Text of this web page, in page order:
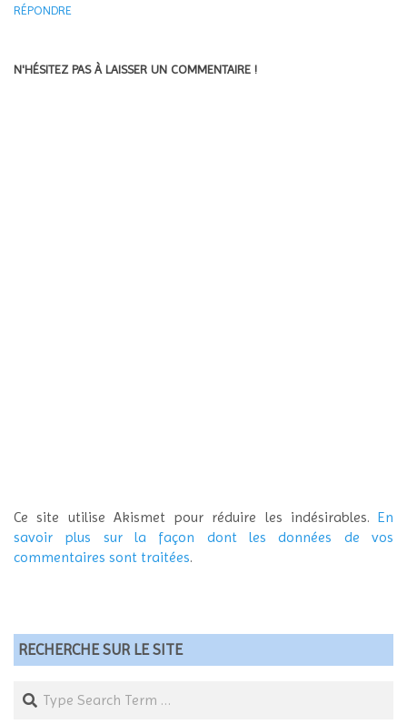
RÉPONDRE
N'HÉSITEZ PAS À LAISSER UN COMMENTAIRE !
Ce site utilise Akismet pour réduire les indésirables. En
savoir plus sur la façon dont les données de vos
commentaires sont traitées.
RECHERCHE SUR LE SITE
Search